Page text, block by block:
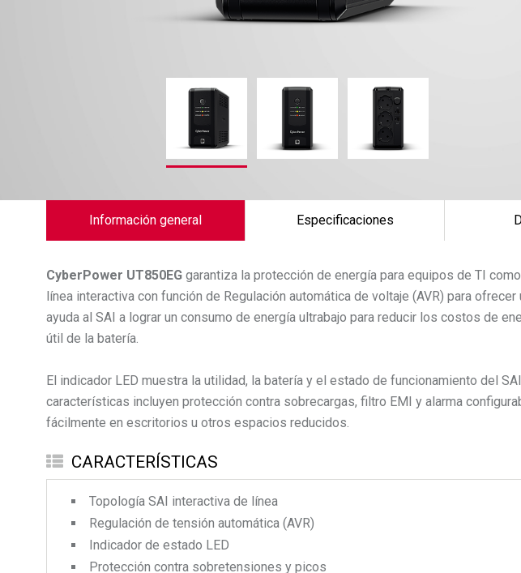
Información general Especificaciones
CyberPower UT850EG garantiza la protección de energía para equipos de TI
línea interactiva con función de Regulación automática de voltaje (AVR) para
ayuda al SAI a lograr un consumo de energía ultrabajo para reducir los costos de
útil de la batería.
El indicador LED muestra la utilidad, la batería y el estado de funcionamiento del
características incluyen protección contra sobrecargas, filtro EMI y alarma
fácilmente en escritorios u otros espacios reducidos.
CARACTERÍSTICAS
Topología SAI interactiva de línea
Regulación de tensión automática (AVR)
Indicador de estado LED
Protección contra sobretensiones y picos